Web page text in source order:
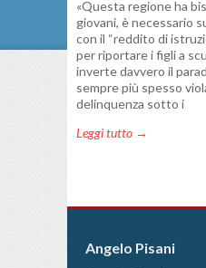
«Questa regione ha
giovani, è necessario
con il “reddito di
per riportare i figli a
inverte davvero il
sempre più spesso
delinquenza sotto i
Leggi tutto →
Angelo Pisani